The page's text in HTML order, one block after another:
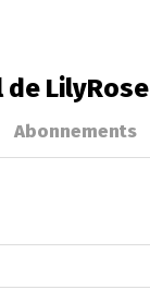
de LilyRose
Abonnements